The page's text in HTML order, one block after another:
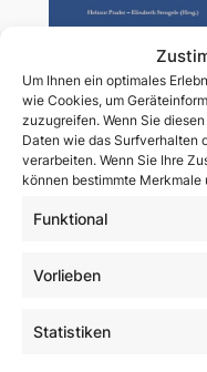
Um Ihnen ein optimales
wie Cookies, um
zuzugreifen. Wenn Sie
Daten wie das Surfverhalten
verarbeiten. Wenn Sie Ihre
können bestimmte
Funktional
Vorlieben
Statistiken
Ein Leben für das